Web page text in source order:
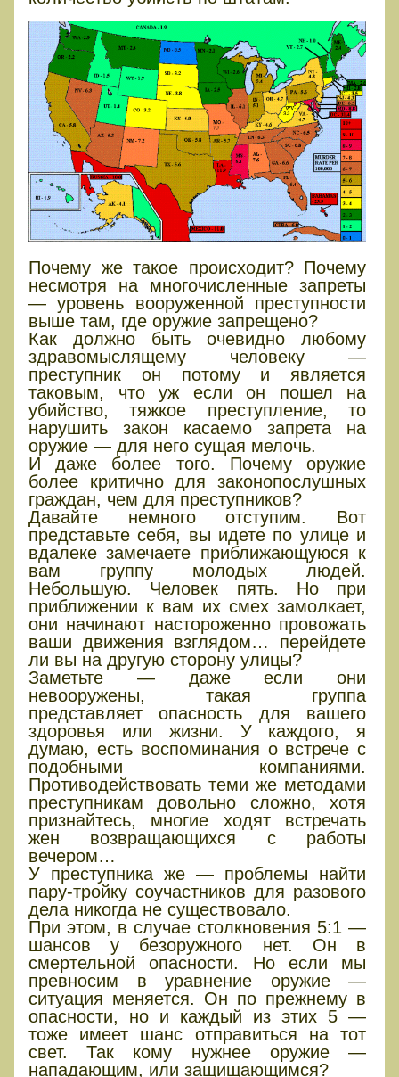
Почему же такое происходит? Почему
несмотря на многочисленные запреты
— уровень вооруженной преступности
выше там, где оружие запрещено?
Как должно быть очевидно любому
здравомыслящему человеку —
преступник он потому и является
таковым, что уж если он пошел на
убийство, тяжкое преступление, то
нарушить закон касаемо запрета на
оружие — для него сущая мелочь.
И даже более того. Почему оружие
более критично для законопослушных
граждан, чем для преступников?
Давайте немного отступим. Вот
представьте себя, вы идете по улице и
вдалеке замечаете приближающуюся к
вам группу молодых людей.
Небольшую. Человек пять. Но при
приближении к вам их смех замолкает,
они начинают настороженно провожать
ваши движения взглядом… перейдете
ли вы на другую сторону улицы?
Заметьте — даже если они
невооружены, такая группа
представляет опасность для вашего
здоровья или жизни. У каждого, я
думаю, есть воспоминания о встрече с
подобными компаниями.
Противодействовать теми же методами
преступникам довольно сложно, хотя
признайтесь, многие ходят встречать
жен возвращающихся с работы
вечером…
У преступника же — проблемы найти
пару-тройку соучастников для разового
дела никогда не существовало.
При этом, в случае столкновения 5:1 —
шансов у безоружного нет. Он в
смертельной опасности. Но если мы
превносим в уравнение оружие —
ситуация меняется. Он по прежнему в
опасности, но и каждый из этих 5 —
тоже имеет шанс отправиться на тот
свет. Так кому нужнее оружие —
нападающим, или защищающимся?